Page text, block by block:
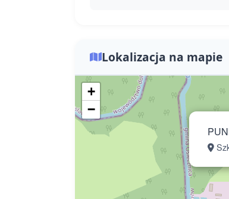
Lokalizacja na mapie
+
−